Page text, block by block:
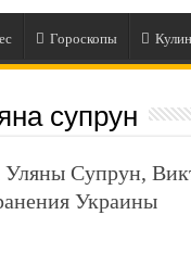
Гороскопы
супрун
Супрун,
Украины